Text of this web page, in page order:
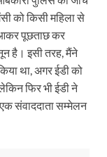
को किसी महिला से
पूछताछ कर
है। इसी तरह, मैंने
था, अगर ईडी को
फिर भी ईडी ने
संवाददाता सम्मेलन